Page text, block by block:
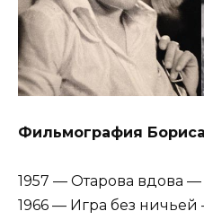
Фильмография
1957 — Отарова вдова
1966 — Игра без